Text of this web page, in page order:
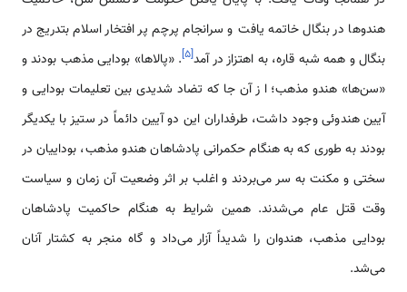
هندوها در بنگال خاتمه یافت و سرانجام پرچم پر افتخار اسلام بتدریج در
بنگال و همه شبه قاره، به اهتزاز در آمد[۵]. «پالا‌ها» بودایی مذهب بودند و
«سن‌ها» هندو مذهب؛ ا ز آن جا که تضاد شدیدی بین تعلیمات بودایی و
آیین هندوئی وجود داشت، طرفداران این دو آیین دائماً در ستیز با یکدیگر
بودند به طوری که به هنگام حکمرانی پادشاهان هندو مذهب، بوداییان در
سختی و مکنت به سر می‌بردند و اغلب بر اثر وضعیت آن زمان و سیاست
وقت قتل عام می‌شدند. همین شرایط به هنگام حاکمیت پادشاهان
بودایی مذهب، هندوان را شدیداً آزار می‌داد و گاه منجر به کشتار آنان
می‌شد.